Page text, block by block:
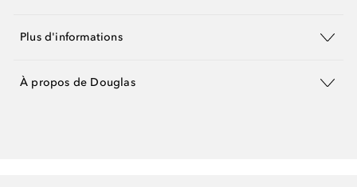
Plus d'informations
À propos de Douglas